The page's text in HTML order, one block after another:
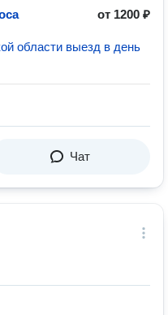
от 1200 ₽
области выезд в день
Чат